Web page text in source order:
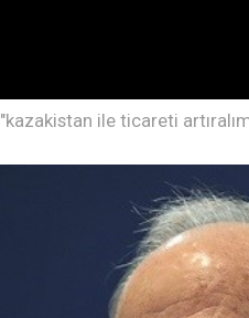
"kazakistan ile ticareti